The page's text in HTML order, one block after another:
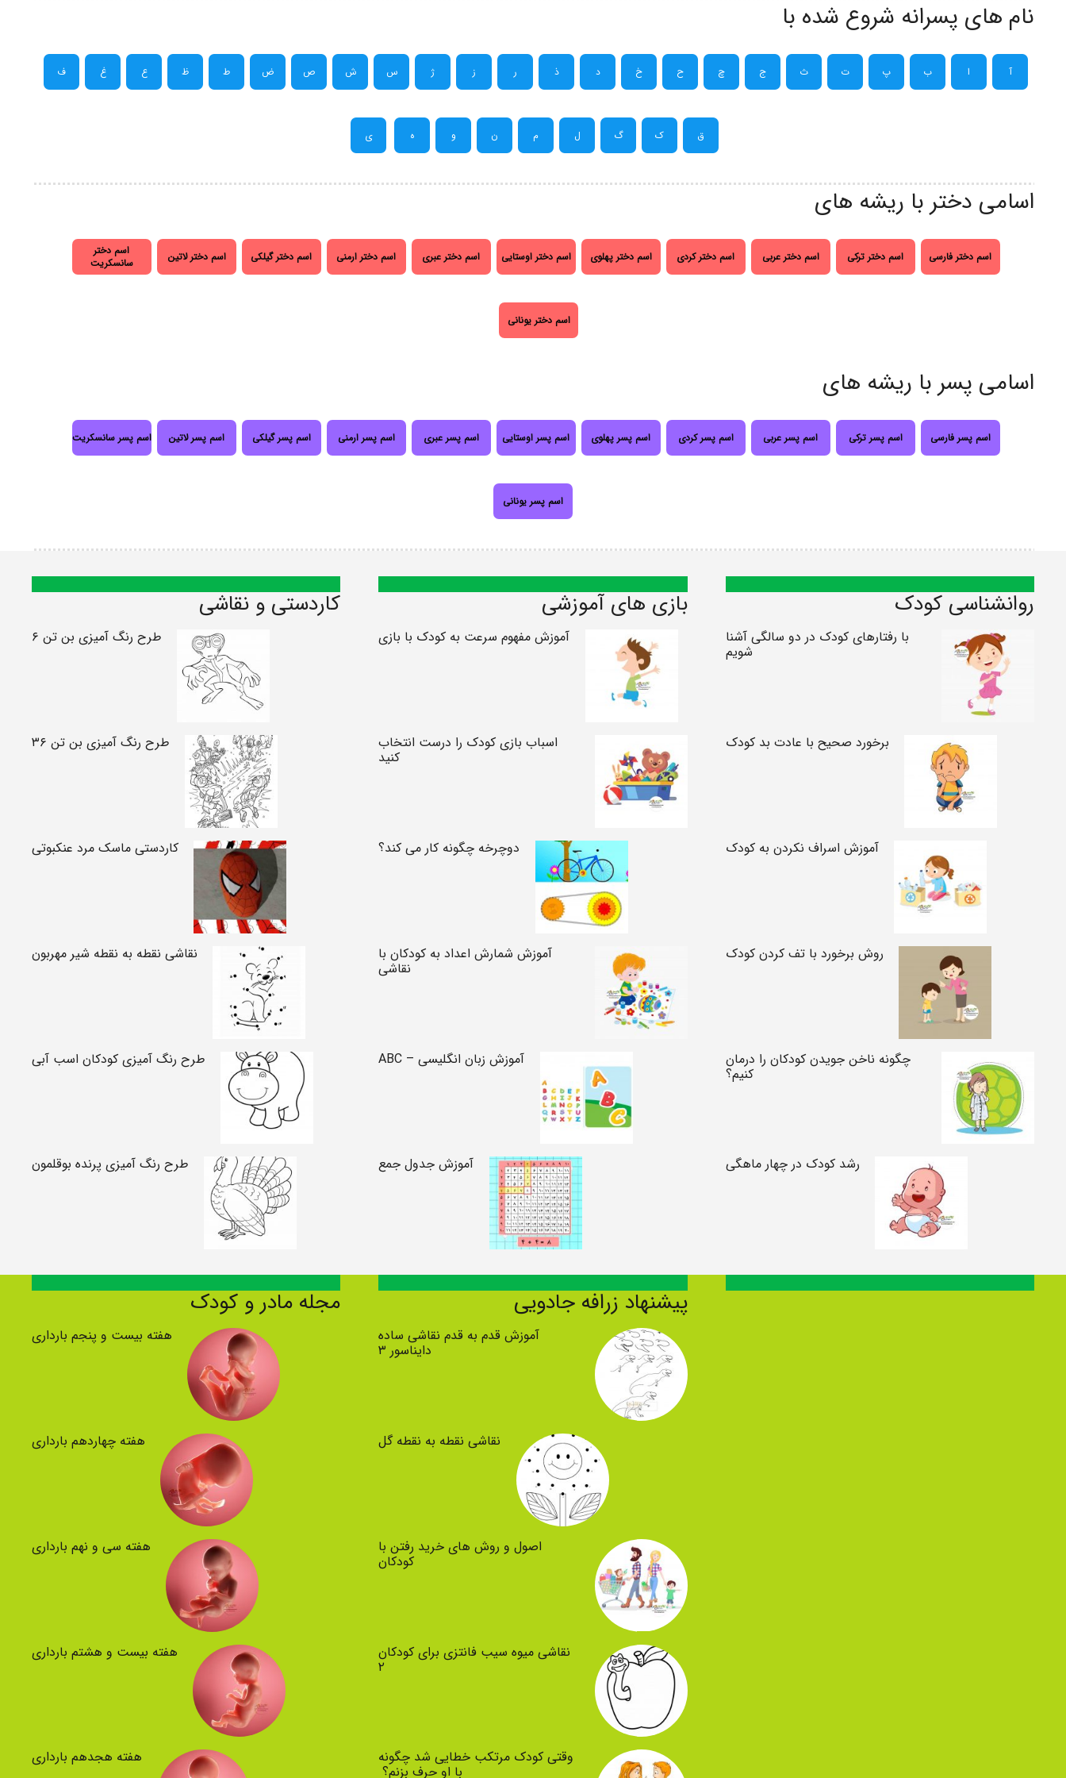
نام های پسرانه شروع شده با
آ ا ب پ ت ث ج چ ح خ د ذ ر ز ژ س ش ص ض ط ظ ع غ ف
ق ک گ ل م ن و ه ی
اسامی دختر با ریشه های
اسم دختر فارسی اسم دختر ترکی اسم دختر عربی اسم دختر کردی اسم دختر پهلوی اسم دختر اوستایی اسم دختر عبری اسم دختر ارمنی اسم دختر گیلکی اسم دختر لاتین
اسم دختر
سانسکریت
اسم دختر یونانی
اسامی پسر با ریشه های
اسم پسر فارسی اسم پسر ترکی اسم پسر عربی اسم پسر کردی اسم پسر پهلوی اسم پسر اوستایی اسم پسر عبری اسم پسر ارمنی اسم پسر گیلکی اسم پسر لاتین اسم پسر سانسکریت
اسم پسر یونانی
روانشناسی کودک
با رفتارهای کودک در دو سالگی آشنا
شویم
برخورد صحیح با عادت بد کودک
آموزش اسراف نکردن به کودک
روش برخورد با تف کردن کودک
چگونه ناخن جویدن کودکان را درمان
کنیم؟
رشد کودک در چهار ماهگی
بازی های آموزشی
آموزش مفهوم سرعت به کودک با بازی
اسباب بازی کودک را درست انتخاب
کنید
دوچرخه چگونه کار می کند؟
آموزش شمارش اعداد به کودکان با
نقاشی
آموزش زبان انگلیسی – ABC
آموزش جدول جمع
کاردستی و نقاشی
طرح رنگ آمیزی بن تن ۶
طرح رنگ آمیزی بن تن ۳۶
کاردستی ماسک مرد عنکبوتی
نقاشی نقطه به نقطه شیر مهربون
طرح رنگ آمیزی کودکان اسب آبی
طرح رنگ آمیزی پرنده بوقلمون
پیشنهاد زرافه جادویی
آموزش قدم به قدم نقاشی ساده
دایناسور ۳
نقاشی نقطه به نقطه گل
اصول و روش های خرید رفتن با
کودکان
نقاشی میوه سیب فانتزی برای کودکان
۲
وقتی کودک مرتکب خطایی شد چگونه
با او حرف بزنم؟
مجله مادر و کودک
هفته بیست و پنجم بارداری
هفته چهاردهم بارداری
هفته سی و نهم بارداری
هفته بیست و هشتم بارداری
هفته هجدهم بارداری